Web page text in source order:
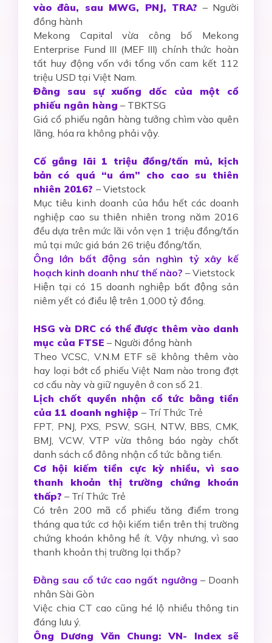
vào đâu, sau MWG, PNJ, TRA? – Người
đồng hành
Mekong Capital vừa công bố Mekong
Enterprise Fund III (MEF III) chính thức hoàn
tất huy động vốn với tổng vốn cam kết 112
triệu USD tại Việt Nam.
Đằng sau sự xuống dốc của một cổ
phiếu ngân hàng – TBKTSG
Giá cổ phiếu ngân hàng tưởng chìm vào quên
lãng, hóa ra không phải vậy.
Cố gắng lãi 1 triệu đồng/tấn mủ, kịch
bản có quá “u ám” cho cao su thiên
nhiên 2016? – Vietstock
Mục tiêu kinh doanh của hầu hết các doanh
nghiệp cao su thiên nhiên trong năm 2016
đều dựa trên mức lãi vỏn vẹn 1 triệu đồng/tấn
mủ tại mức giá bán 26 triệu đồng/tấn,
Ông lớn bất động sản nghìn tỷ xây kế
hoạch kinh doanh như thế nào? – Vietstock
Hiện tại có 15 doanh nghiệp bất động sản
niêm yết có điều lệ trên 1,000 tỷ đồng.
HSG và DRC có thể được thêm vào danh
mục của FTSE – Người đồng hành
Theo VCSC, V.N.M ETF sẽ không thêm vào
hay loại bớt cổ phiếu Việt Nam nào trong đợt
cơ cấu này và giữ nguyên ở con số 21.
Lịch chốt quyền nhận cổ tức bằng tiền
của 11 doanh nghiệp – Trí Thức Trẻ
FPT, PNJ, PXS, PSW, SGH, NTW, BBS, CMK,
BMJ, VCW, VTP vừa thông báo ngày chốt
danh sách cổ đông nhận cổ tức bằng tiền.
Cơ hội kiếm tiền cực kỳ nhiều, vì sao
thanh khoản thị trường chứng khoán
thấp? – Trí Thức Trẻ
Có trên 200 mã cổ phiếu tăng điểm trong
tháng qua tức cơ hội kiếm tiền trên thị trường
chứng khoán không hề ít. Vậy nhưng, vì sao
thanh khoản thị trường lại thấp?
Đằng sau cổ tức cao ngất ngưởng – Doanh
nhân Sài Gòn
Việc chia CT cao cũng hé lộ nhiều thông tin
đáng lưu ý.
Ông Dương Văn Chung: VN- Index sẽ